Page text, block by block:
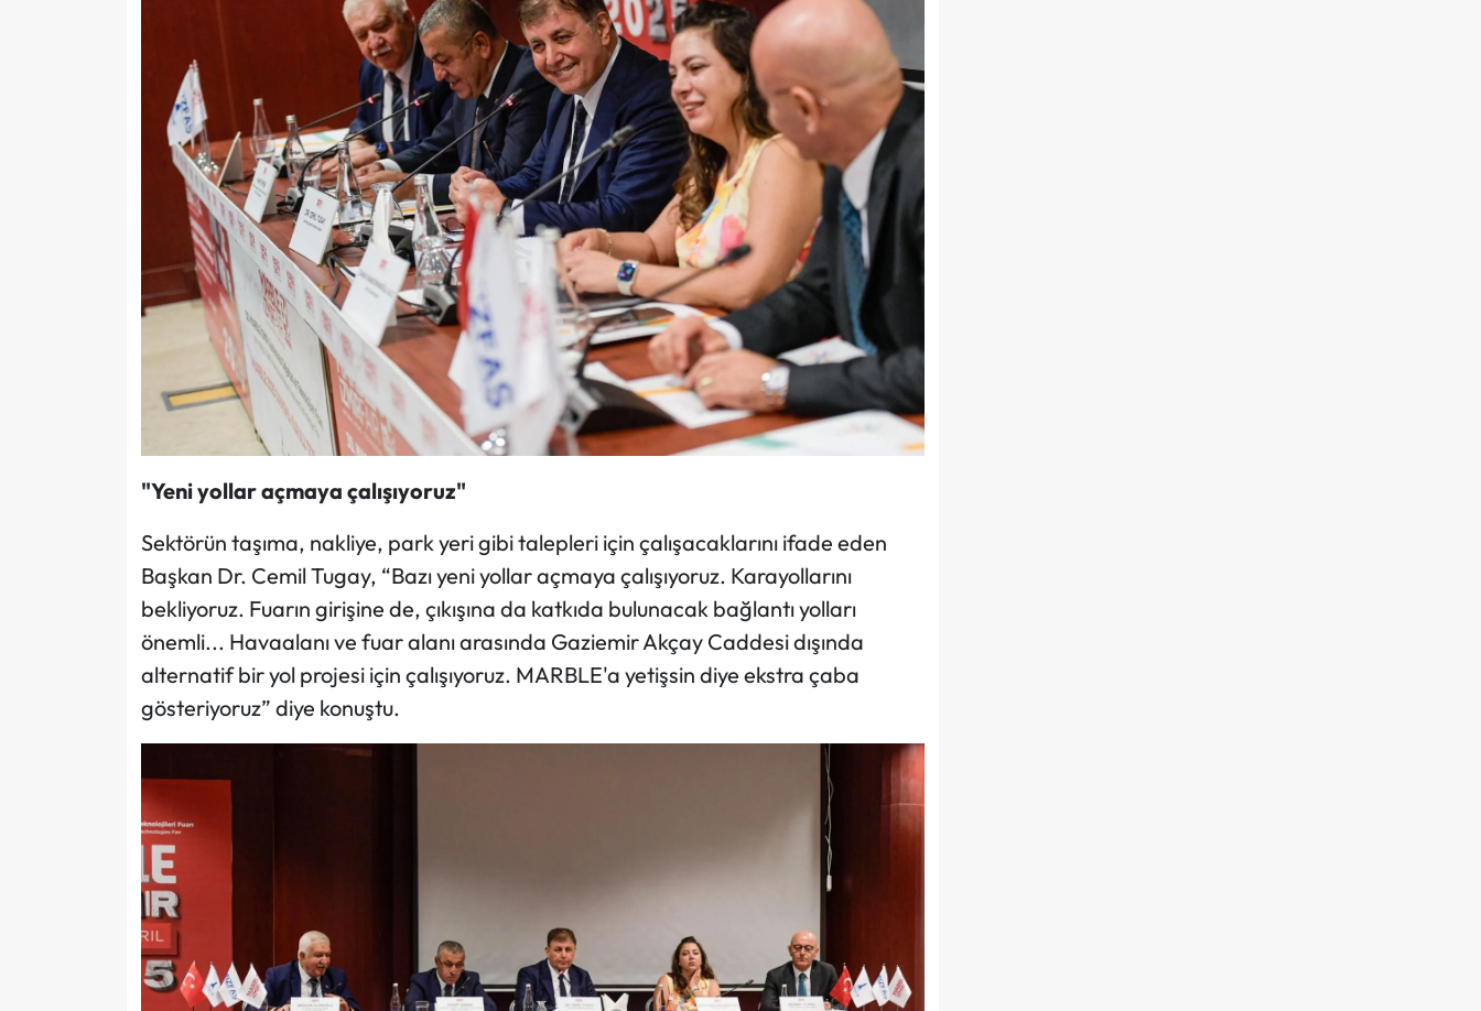
"Yeni yollar açmaya çalışıyoruz"
Sektörün taşıma, nakliye, park yeri gibi talepleri için çalışacaklarını ifade eden
Başkan Dr. Cemil Tugay, “Bazı yeni yollar açmaya çalışıyoruz. Karayollarını
bekliyoruz. Fuarın girişine de, çıkışına da katkıda bulunacak bağlantı yolları
önemli... Havaalanı ve fuar alanı arasında Gaziemir Akçay Caddesi dışında
alternatif bir yol projesi için çalışıyoruz. MARBLE'a yetişsin diye ekstra çaba
gösteriyoruz” diye konuştu.